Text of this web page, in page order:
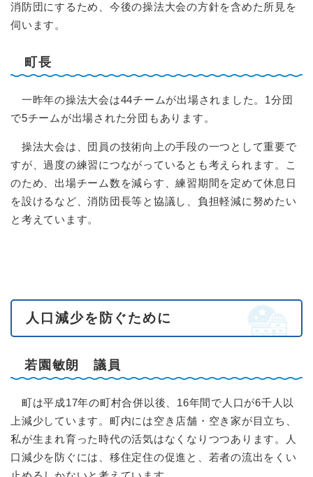
消防団にするため、今後の操法大会の方針を含めた所見を
伺います。
町長
一昨年の操法大会は44チームが出場されました。1分団
で5チームが出場された分団もあります。
操法大会は、団員の技術向上の手段の一つとして重要で
すが、過度の練習につながっているとも考えられます。こ
のため、出場チーム数を減らす、練習期間を定めて休息日
を設けるなど、消防団長等と協議し、負担軽減に努めたい
と考えています。
人口減少を防ぐために
若園敏朗 議員
町は平成17年の町村合併以後、16年間で人口が6千人以
上減少しています。町内には空き店舗・空き家が目立ち、
私が生まれ育った時代の活気はなくなりつつあります。人
口減少を防ぐには、移住定住の促進と、若者の流出をくい